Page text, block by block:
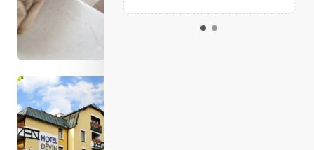
Kalendář událostí
Odebírejte náš newsletter